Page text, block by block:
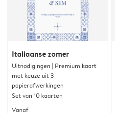
Italiaanse zomer
Uitnodigingen | Premium kaart
met keuze uit 3
papierafwerkingen
Set van 10 kaarten
Vanaf